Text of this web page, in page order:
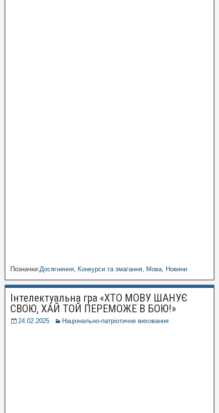
Позначки:Досягнення Конкурси та змагання Мова Новини
Інтелектуальна гра «ХТО МОВУ ШАНУЄ
СВОЮ, ХАЙ ТОЙ ПЕРЕМОЖЕ В БОЮ!»
24.02.2025 Національно-патріотичне виховання